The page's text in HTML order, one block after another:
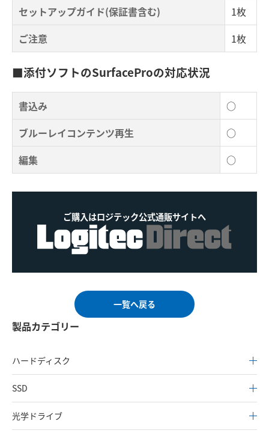
セットアップガイド(保証書含む)
1枚
ご注意
1枚
■添付ソフトのSurfaceProの対応状況
書込み
○
ブルーレイコンテンツ再生
○
編集
○
ご購入はロジテック公式通販サイトへ
一覧へ戻る
製品カテゴリー
ハードディスク
SSD
光学ドライブ